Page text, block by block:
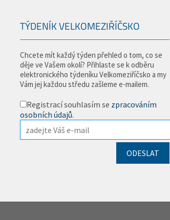
TÝDENÍK VELKOMEZIŘÍČSKO
Chcete mít každý týden přehled o tom, co se
děje ve Vašem okolí? Přihlaste se k odběru
elektronického týdeníku Velkomeziříčsko a my
Vám jej každou středu zašleme e-mailem.
Registrací souhlasím se zpracováním
osobních údajů.